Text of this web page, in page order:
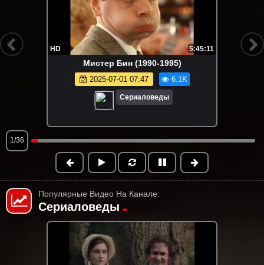
HD 5:45:11
Мистер Бин (1990-1995)
2025-07-01 07:47 6.1K
Сериаловеды
1/36
Популярные Видео На Канале:
Сериаловеды